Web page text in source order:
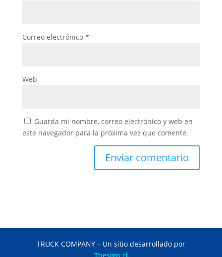
Correo electrónico *
Web
Guarda mi nombre, correo electrónico y web en
este navegador para la próxima vez que comente.
TRUCK COMPANY – Un sitio desarrollado por
Thesign.cl